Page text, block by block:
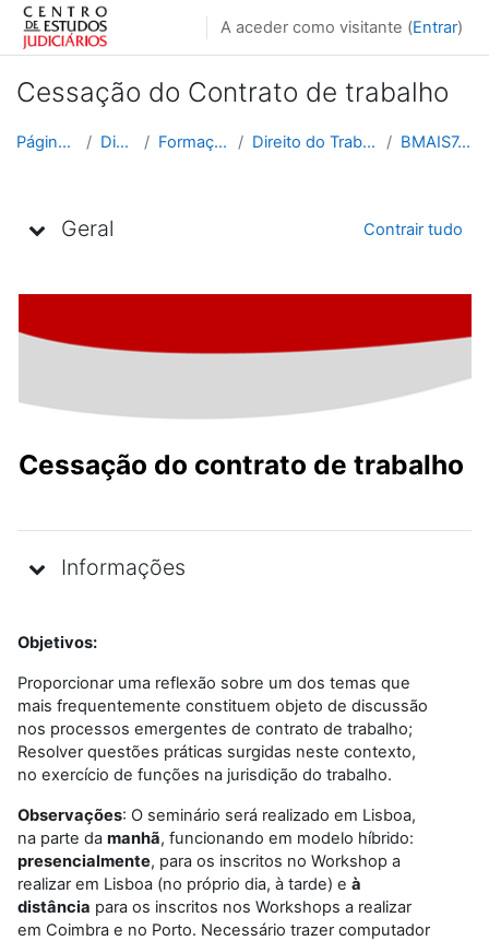
Ir para o conteúdo principal
A aceder como visitante (Entrar)
Cessação do Contrato de trabalho
Página principal Disciplinas Formação Contínua Direito do Trabalho e da Empresa BMAIS7_2023_2024
Geral Contrair tudo
Cessação do contrato de trabalho
Informações
Objetivos:
Proporcionar uma reflexão sobre um dos temas que
mais frequentemente constituem objeto de discussão
nos processos emergentes de contrato de trabalho;
Resolver questões práticas surgidas neste contexto,
no exercício de funções na jurisdição do trabalho.
Observações: O seminário será realizado em Lisboa,
na parte da manhã, funcionando em modelo híbrido:
presencialmente, para os inscritos no Workshop a
realizar em Lisboa (no próprio dia, à tarde) e à
distância para os inscritos nos Workshops a realizar
em Coimbra e no Porto. Necessário trazer computador